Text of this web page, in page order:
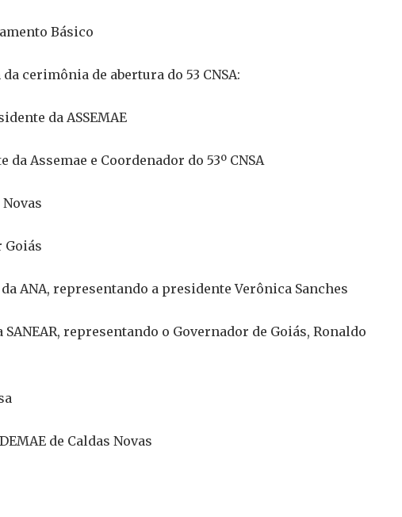
Básico
cerimônia de abertura do 53 CNSA:
da ASSEMAE
Assemae e Coordenador do 53º CNSA
Goiás
ANA, representando a presidente Verônica Sanches
representando o Governador de Goiás, Ronaldo
de Caldas Novas